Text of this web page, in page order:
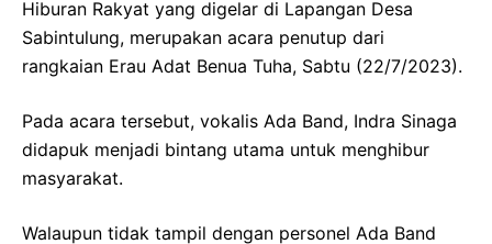
Hiburan Rakyat yang digelar di Lapangan Desa
Sabintulung, merupakan acara penutup dari
rangkaian Erau Adat Benua Tuha, Sabtu (22/7/2023).
Pada acara tersebut, vokalis Ada Band, Indra Sinaga
didapuk menjadi bintang utama untuk menghibur
masyarakat.
Walaupun tidak tampil dengan personel Ada Band